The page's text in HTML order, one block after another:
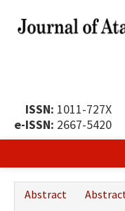
ISSN: 1011-727X
e-ISSN: 2667-5420
Abstract